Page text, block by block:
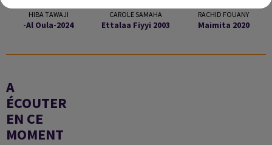
HIBA TAWAJI
-al Oula-2024
CAROLE SAMAHA
Ettalaa Fiyyi 2003
RACHID FOUANY
Maimita 2020
A
ÉCOUTER
EN CE
MOMENT